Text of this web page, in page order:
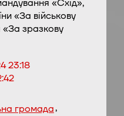
«Схід»,
«За військову
«За зразкову
23:18
громада,